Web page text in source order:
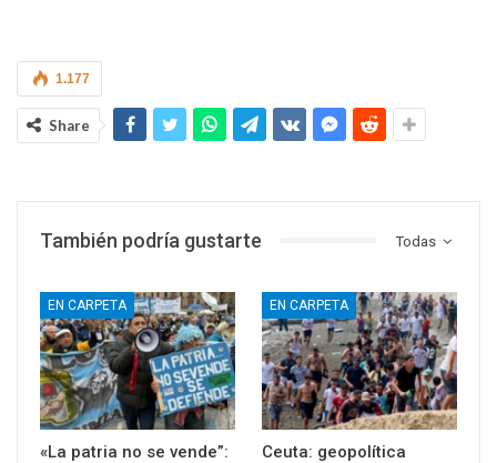
1.177
Share
Todas
También podría gustarte
EN CARPETA
«La patria no se vende”:
EN CARPETA
Ceuta: geopolítica